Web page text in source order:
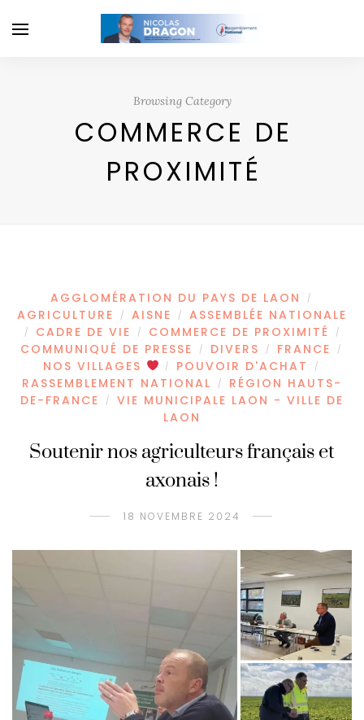
Browsing Category
COMMERCE DE
PROXIMITÉ
AGGLOMÉRATION DU PAYS DE LAON /
AGRICULTURE / AISNE / ASSEMBLÉE NATIONALE
/ CADRE DE VIE / COMMERCE DE PROXIMITÉ /
COMMUNIQUÉ DE PRESSE / DIVERS / FRANCE /
NOS VILLAGES / POUVOIR D'ACHAT /
RASSEMBLEMENT NATIONAL /
RÉGION HAUTS-
DE-FRANCE
/
VIE MUNICIPALE LAON - VILLE DE
LAON
Soutenir nos agriculteurs français et
axonais !
18 NOVEMBRE 2024